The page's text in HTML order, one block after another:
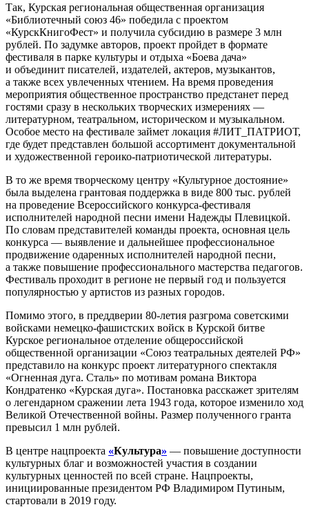
Так, Курская региональная общественная организация
«Библиотечный союз 46» победила с проектом
«КурскКнигоФест» и получила субсидию в размере 3 млн
рублей. По задумке авторов, проект пройдет в формате
фестиваля в парке культуры и отдыха «Боева дача»
и объединит писателей, издателей, актеров, музыкантов,
а также всех увлеченных чтением. На время проведения
мероприятия общественное пространство предстанет перед
гостями сразу в нескольких творческих измерениях —
литературном, театральном, историческом и музыкальном.
Особое место на фестивале займет локация #ЛИТ_ПАТРИОТ,
где будет представлен большой ассортимент документальной
и художественной героико-патриотической литературы.
В то же время творческому центру «Культурное достояние»
была выделена грантовая поддержка в виде 800 тыс. рублей
на проведение Всероссийского конкурса-фестиваля
исполнителей народной песни имени Надежды Плевицкой.
По словам представителей команды проекта, основная цель
конкурса — выявление и дальнейшее профессиональное
продвижение одаренных исполнителей народной песни,
а также повышение профессионального мастерства педагогов.
Фестиваль проходит в регионе не первый год и пользуется
популярностью у артистов из разных городов.
Помимо этого, в преддверии 80-летия разгрома советскими
войсками немецко-фашистских войск в Курской битве
Курское региональное отделение общероссийской
общественной организации «Союз театральных деятелей РФ»
представило на конкурс проект литературного спектакля
«Огненная дуга. Сталь» по мотивам романа Виктора
Кондратенко «Курская дуга». Постановка расскажет зрителям
о легендарном сражении лета 1943 года, которое изменило ход
Великой Отечественной войны. Размер полученного гранта
превысил 1 млн рублей.
В центре нацпроекта «Культура» — повышение доступности
культурных благ и возможностей участия в создании
культурных ценностей по всей стране. Нацпроекты,
инициированные президентом РФ Владимиром Путиным,
стартовали в 2019 году.